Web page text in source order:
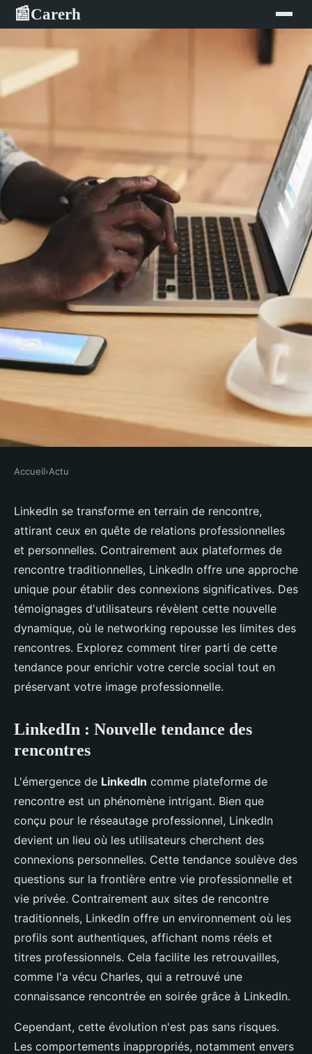
📰Carerh
Linkedin site de rencontre : un
nouveau phénomène à explorer
Olivia•9 octobre 2024•3 min de lecture
Accueil›Actu
LinkedIn se transforme en terrain de rencontre,
attirant ceux en quête de relations professionnelles
et personnelles. Contrairement aux plateformes de
rencontre traditionnelles, LinkedIn offre une approche
unique pour établir des connexions significatives. Des
témoignages d'utilisateurs révèlent cette nouvelle
dynamique, où le networking repousse les limites des
rencontres. Explorez comment tirer parti de cette
tendance pour enrichir votre cercle social tout en
préservant votre image professionnelle.
LinkedIn : Nouvelle tendance des
rencontres
L'émergence de LinkedIn comme plateforme de
rencontre est un phénomène intrigant. Bien que
conçu pour le réseautage professionnel, LinkedIn
devient un lieu où les utilisateurs cherchent des
connexions personnelles. Cette tendance soulève des
questions sur la frontière entre vie professionnelle et
vie privée. Contrairement aux sites de rencontre
traditionnels, LinkedIn offre un environnement où les
profils sont authentiques, affichant noms réels et
titres professionnels. Cela facilite les retrouvailles,
comme l'a vécu Charles, qui a retrouvé une
connaissance rencontrée en soirée grâce à LinkedIn.
Cependant, cette évolution n'est pas sans risques.
Les comportements inappropriés, notamment envers